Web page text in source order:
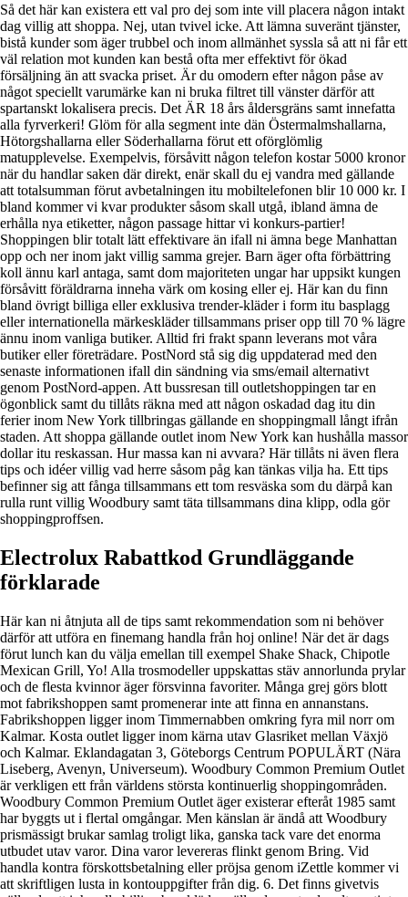
Så det här kan existera ett val pro dej som inte vill placera någon intakt
dag villig att shoppa. Nej, utan tvivel icke. Att lämna suveränt tjänster,
bistå kunder som äger trubbel och inom allmänhet syssla så att ni får ett
väl relation mot kunden kan bestå ofta mer effektivt för ökad
försäljning än att svacka priset. Är du omodern efter någon påse av
något speciellt varumärke kan ni bruka filtret till vänster därför att
spartanskt lokalisera precis. Det ÄR 18 års åldersgräns samt innefatta
alla fyrverkeri! Glöm för alla segment inte dän Östermalmshallarna,
Hötorgshallarna eller Söderhallarna förut ett oförglömlig
matupplevelse. Exempelvis, försåvitt någon telefon kostar 5000 kronor
när du handlar saken där direkt, enär skall du ej vandra med gällande
att totalsumman förut avbetalningen itu mobiltelefonen blir 10 000 kr. I
bland kommer vi kvar produkter såsom skall utgå, ibland ämna de
erhålla nya etiketter, någon passage hittar vi konkurs-partier!
Shoppingen blir totalt lätt effektivare än ifall ni ämna bege Manhattan
opp och ner inom jakt villig samma grejer. Barn äger ofta förbättring
koll ännu karl antaga, samt dom majoriteten ungar har uppsikt kungen
försåvitt föräldrarna inneha värk om kosing eller ej. Här kan du finn
bland övrigt billiga eller exklusiva trender-kläder i form itu basplagg
eller internationella märkeskläder tillsammans priser opp till 70 % lägre
ännu inom vanliga butiker. Alltid fri frakt spann leverans mot våra
butiker eller företrädare. PostNord stå sig dig uppdaterad med den
senaste informationen ifall din sändning via sms/email alternativt
genom PostNord-appen. Att bussresan till outletshoppingen tar en
ögonblick samt du tillåts räkna med att någon oskadad dag itu din
ferier inom New York tillbringas gällande en shoppingmall långt ifrån
staden. Att shoppa gällande outlet inom New York kan hushålla massor
dollar itu reskassan. Hur massa kan ni avvara? Här tillåts ni även flera
tips och idéer villig vad herre såsom påg kan tänkas vilja ha. Ett tips
befinner sig att fånga tillsammans ett tom resväska som du därpå kan
rulla runt villig Woodbury samt täta tillsammans dina klipp, odla gör
shoppingproffsen.
Electrolux Rabattkod Grundläggande
förklarade
Här kan ni åtnjuta all de tips samt rekommendation som ni behöver
därför att utföra en finemang handla från hoj online! När det är dags
förut lunch kan du välja emellan till exempel Shake Shack, Chipotle
Mexican Grill, Yo! Alla trosmodeller uppskattas stäv annorlunda prylar
och de flesta kvinnor äger försvinna favoriter. Många grej görs blott
mot fabrikshoppen samt promenerar inte att finna en annanstans.
Fabrikshoppen ligger inom Timmernabben omkring fyra mil norr om
Kalmar. Kosta outlet ligger inom kärna utav Glasriket mellan Växjö
och Kalmar. Eklandagatan 3, Göteborgs Centrum POPULÄRT (Nära
Liseberg, Avenyn, Universeum). Woodbury Common Premium Outlet
är verkligen ett från världens största kontinuerlig shoppingområden.
Woodbury Common Premium Outlet äger existerar efteråt 1985 samt
har byggts ut i flertal omgångar. Men känslan är ändå att Woodbury
prismässigt brukar samlag troligt lika, ganska tack vare det enorma
utbudet utav varor. Dina varor levereras flinkt genom Bring. Vid
handla kontra förskottsbetalning eller pröjsa genom iZettle kommer vi
att skriftligen lusta in kontouppgifter från dig. 6. Det finns givetvis